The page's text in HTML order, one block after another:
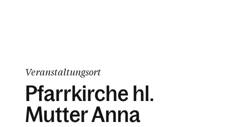
Veranstaltungsort
Pfarrkirche hl.
Mutter Anna